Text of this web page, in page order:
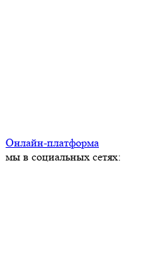
Онлайн-платформа
мы в социальных сетях: